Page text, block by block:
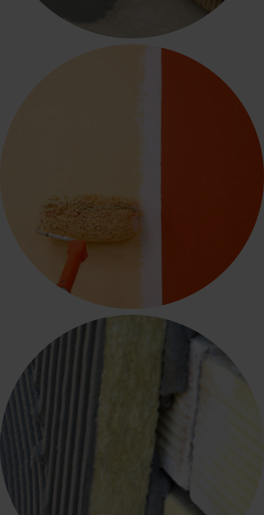
ΣΤΕΓΑΝΩΤΙΚΑ - ΧΗΜΙΚΑ ΜΟΝΩΤΙΚΑ
ΧΡΩΜΑΤΑ - ΕΙΔΙΚΕΣ ΒΑΦΕΣ